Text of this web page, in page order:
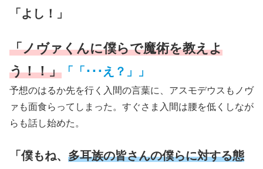
「よし！」
「ノヴァくんに僕らで魔術を教えよ
う！！」 「「･･･え？」」
予想のはるか先を行く入間の言葉に、アスモデウスもノヴ
ァも面食らってしまった。すぐさま入間は腰を低くしなが
らも話し始めた。
「僕もね、 多耳族の皆さんの僕らに対する態